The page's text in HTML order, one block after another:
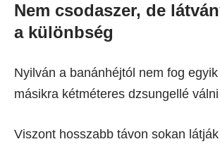
Nem csodaszer, de
a különbség
Nyilván a banánhéjtól nem fog
másikra kétméteres dzsungellé válni
Viszont hosszabb távon sokan